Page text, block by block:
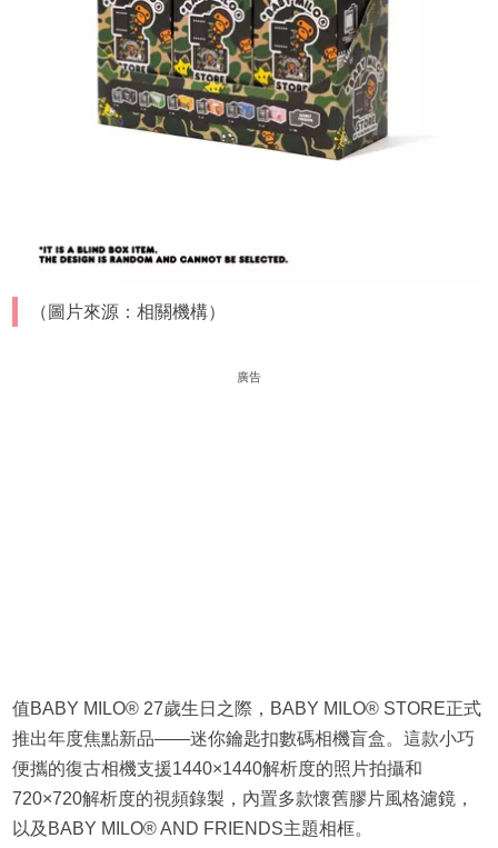
（圖片來源：相關機構）
廣告
值BABY MILO® 27歲生日之際，BABY MILO® STORE正式
推出年度焦點新品——迷你鑰匙扣數碼相機盲盒。這款小巧
便攜的復古相機支援1440×1440解析度的照片拍攝和
720×720解析度的視頻錄製，內置多款懷舊膠片風格濾鏡，
以及BABY MILO® AND FRIENDS主題相框。